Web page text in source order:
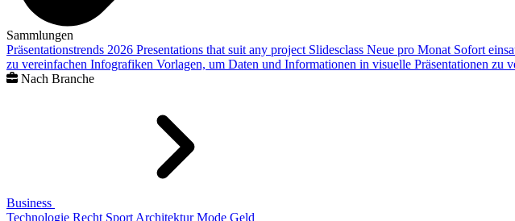
Sammlungen
Präsentationstrends 2026 Presentations that suit any project Slidesclass Neue pro Monat Sofort
zu vereinfachen Infografiken Vorlagen, um Daten und Informationen in visuelle Präsentationen zu
Nach Branche
Business
Technologie Recht Sport Architektur Mode Geld